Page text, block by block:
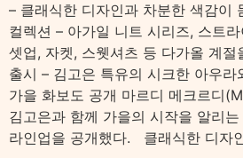
– 클래식한 디자인과 차분한 색감이
컬렉션 – 아가일 니트 시리즈, 스트
셋업, 자켓, 스웻셔츠 등 다가올 계절
출시 – 김고은 특유의 시크한 아우라
가을 화보도 공개 마르디 메크르디
김고은과 함께 가을의 시작을 알리
라인업을 공개했다. 클래식한 디자